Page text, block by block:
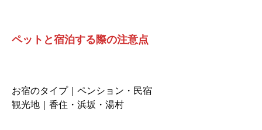
ペットと宿泊する際の注意点
お宿のタイプ｜ペンション・民宿
観光地｜香住・浜坂・湯村